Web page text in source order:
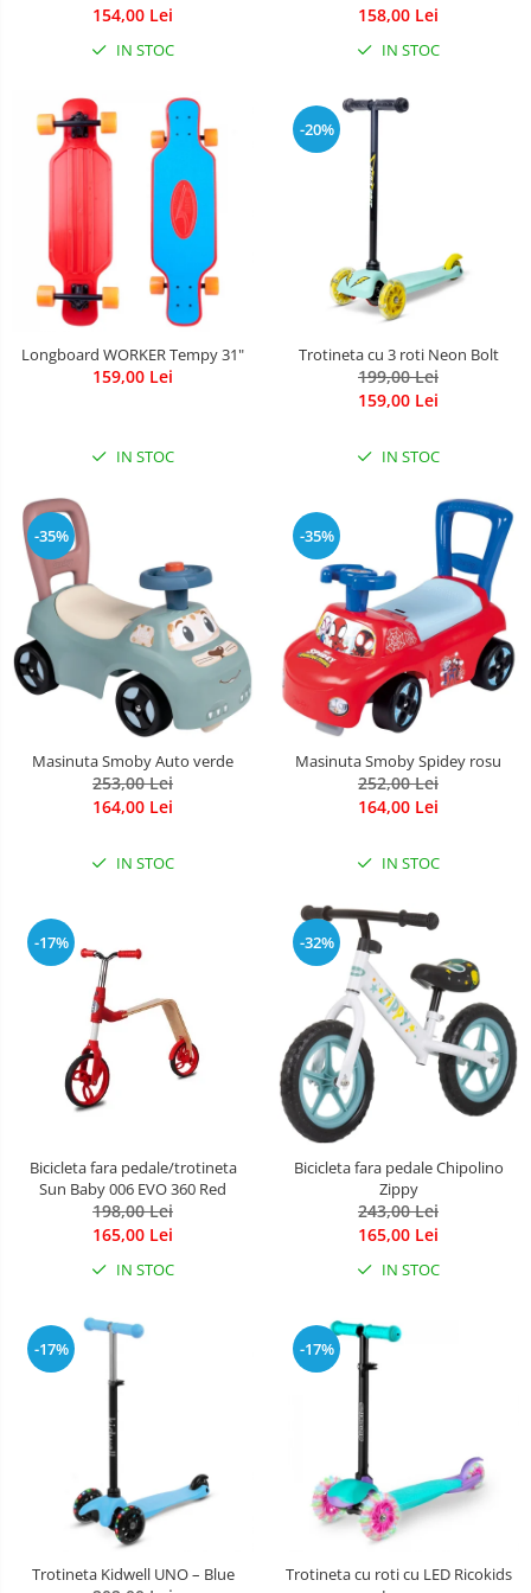
Covorase de joaca
Lampi de veghe
Saltele de infasat
154,00 Lei
IN STOC
158,00 Lei
IN STOC
Longboard WORKER Tempy 31"
159,00 Lei
IN STOC
-20%
Trotineta cu 3 roti Neon Bolt
199,00 Lei
159,00 Lei
IN STOC
-35%
Masinuta Smoby Auto verde
253,00 Lei
164,00 Lei
IN STOC
-35%
Masinuta Smoby Spidey rosu
252,00 Lei
164,00 Lei
IN STOC
-17%
Bicicleta fara pedale/trotineta
Sun Baby 006 EVO 360 Red
198,00 Lei
165,00 Lei
IN STOC
-32%
Bicicleta fara pedale Chipolino
Zippy
243,00 Lei
165,00 Lei
IN STOC
-17%
Trotineta Kidwell UNO – Blue
-17%
Trotineta cu roti cu LED Ricokids